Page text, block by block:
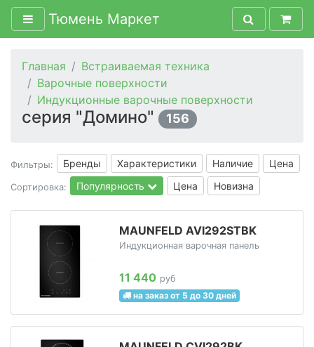
Тюмень Маркет
Главная
Встраиваемая техника
Варочные поверхности
Индукционные варочные поверхности
серия "Домино" 156
Фильтры: Бренды Характеристики Наличие Цена
Сортировка: Популярность Цена Новизна
MAUNFELD AVI292STBK
Индукционная варочная панель
11 440 руб
на заказ от 5 до 30 дней